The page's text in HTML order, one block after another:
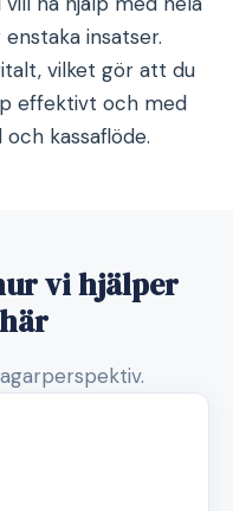
insatser.
vilket gör att du
effektivt och med
kassaflöde.
vi hjälper